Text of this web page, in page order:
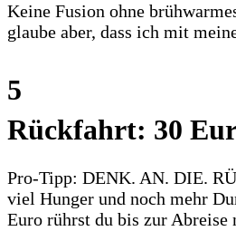
Keine Fusion ohne
glaube aber, dass ich mit
5
Rückfahrt: 30
Pro-Tipp: DENK. AN. DIE.
viel Hunger und noch mehr
Euro rührst du bis zur Abreise